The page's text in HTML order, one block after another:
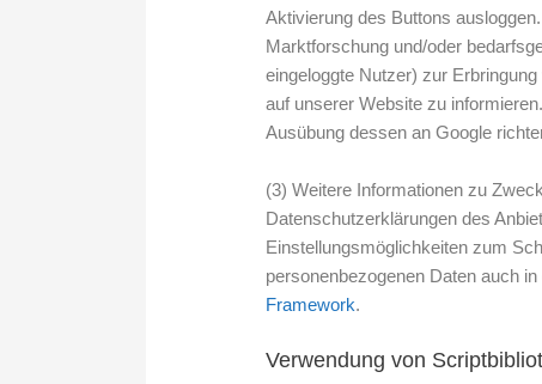
Aktivierung des Buttons
Marktforschung und/oder
eingeloggte Nutzer) zur
auf unserer Website zu
Ausübung dessen an Google
(3) Weitere Informationen zu
Datenschutzerklärungen des
Einstellungsmöglichkeiten zum
personenbezogenen Daten auch
Framework.
Verwendung von